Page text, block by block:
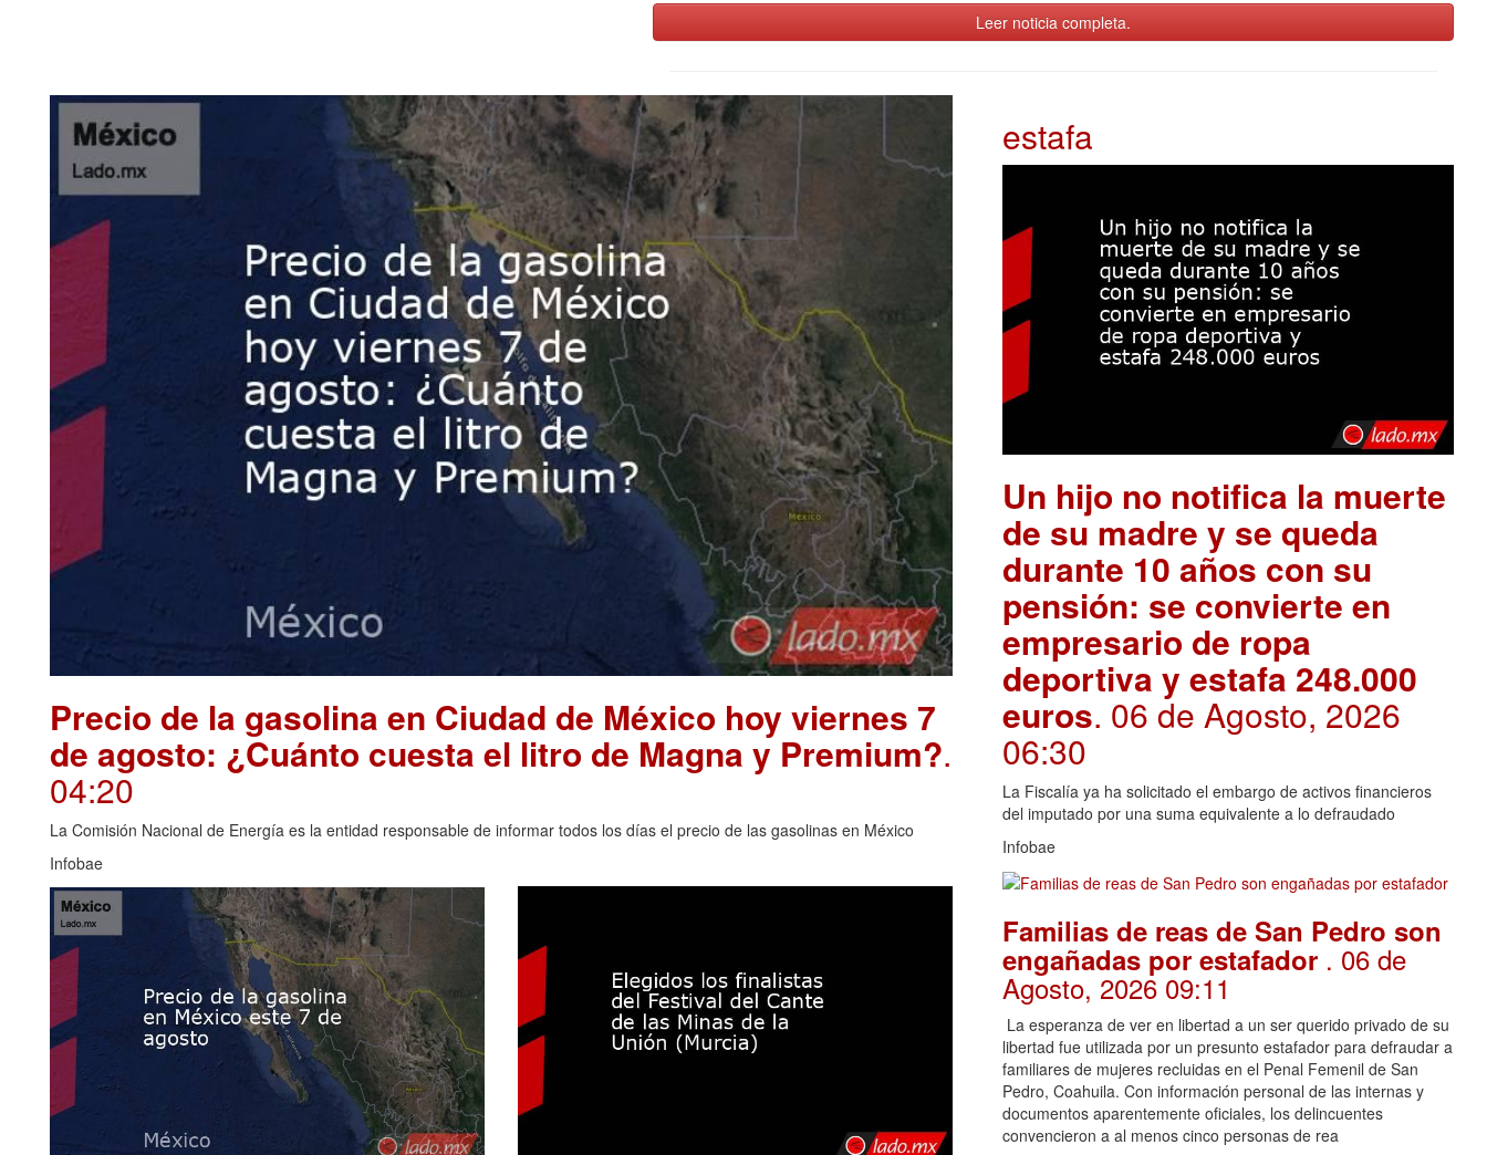
Leer noticia completa.
Precio de la gasolina en Ciudad de México hoy viernes 7
de agosto: ¿Cuánto cuesta el litro de Magna y Premium?.
04:20
La Comisión Nacional de Energía es la entidad responsable de informar todos los días el precio de las gasolinas en México
Infobae
estafa
Un hijo no notifica la muerte
de su madre y se queda
durante 10 años con su
pensión: se convierte en
empresario de ropa
deportiva y estafa 248.000
euros. 06 de Agosto, 2026
06:30
La Fiscalía ya ha solicitado el embargo de activos financieros
del imputado por una suma equivalente a lo defraudado
Infobae
Familias de reas de San Pedro son
engañadas por estafador . 06 de
Agosto, 2026 09:11
La esperanza de ver en libertad a un ser querido privado de su
libertad fue utilizada por un presunto estafador para defraudar a
familiares de mujeres recluidas en el Penal Femenil de San
Pedro, Coahuila. Con información personal de las internas y
documentos aparentemente oficiales, los delincuentes
convencieron a al menos cinco personas de rea